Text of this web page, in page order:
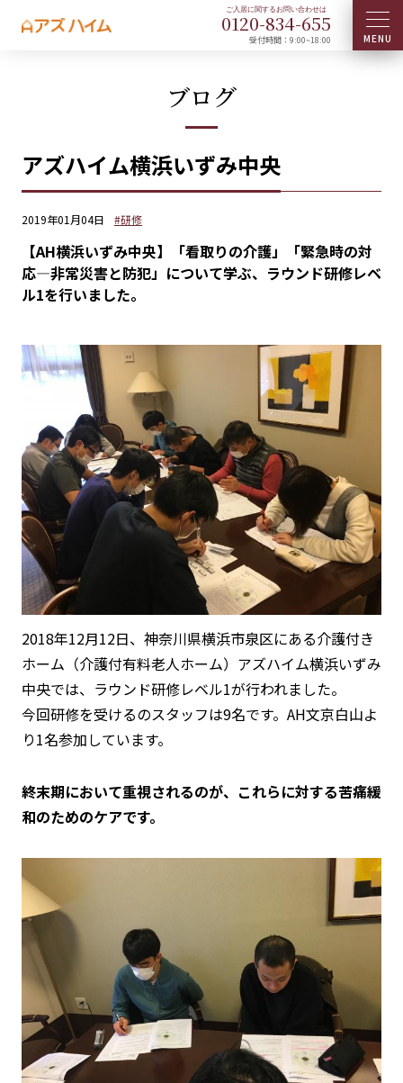
0120-834-655
受付時間：9:00~18:00
ブログ
アズハイム横浜いずみ中央
2019年01月04日 #研修
【AH横浜いずみ中央】「看取りの介護」「緊急時の対
応―非常災害と防犯」について学ぶ、ラウンド研修レベ
ル1を行いました。
2018年12月12日、神奈川県横浜市泉区にある介護付き
ホーム（介護付有料老人ホーム）アズハイム横浜いずみ
中央では、ラウンド研修レベル1が行われました。
今回研修を受けるのスタッフは9名です。AH文京白山よ
り1名参加しています。
終末期において重視されるのが、これらに対する苦痛緩
和のためのケアです。